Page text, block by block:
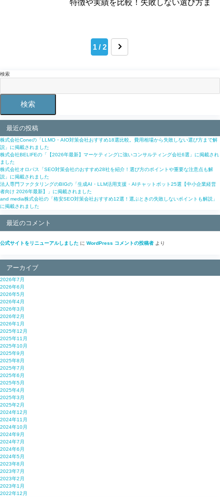
特徴や実績を比較！失敗しない選び方ま
代行、被リンク獲得支援サービスを紹介
いただきました。 詳細は以下の記事をご
1 / 2
検索
検索
最近の投稿
株式会社Coneの「LLMO・AIO対策会社おすすめ18選比較。費用相場から失敗しない選び方まで解
説」に掲載されました
株式会社BELIFEの「【2026年最新】マーケティングに強いコンサルティング会社6選」に掲載され
ました
株式会社オロパス「SEO対策会社のおすすめ28社を紹介！選び方のポイントや重要な注意点も解
説」に掲載されました
法人専門ファクタリングのBIGの「生成AI・LLM活用支援・AIチャットボット25選【中小企業経営
者向け 2026年最新】」に掲載されました
and media株式会社の「格安SEO対策会社おすすめ12選！選ぶときの失敗しないポイントも解説」
に掲載されました
最近のコメント
公式サイトをリニューアルしました に WordPress コメントの投稿者 より
アーカイブ
2026年7月
2026年6月
2026年5月
2026年4月
2026年3月
2026年2月
2026年1月
2025年12月
2025年11月
2025年10月
2025年9月
2025年8月
2025年7月
2025年6月
2025年5月
2025年4月
2025年3月
2025年2月
2024年12月
2024年11月
2024年10月
2024年9月
2024年7月
2024年6月
2024年5月
2023年8月
2023年7月
2023年2月
2023年1月
2022年12月